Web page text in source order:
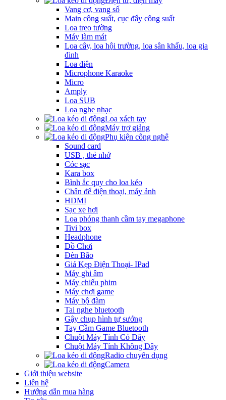
Vang cơ, vang số
Main công suất, cục đẩy công suất
Loa treo tường
Máy làm mát
Loa cây, loa hội trường, loa sân khấu, loa gia
đinh
Loa điện
Microphone Karaoke
Micro
Amply
Loa SUB
Loa nghe nhạc
Loa xách tay
Máy trợ giảng
Phụ kiện công nghệ
Sound card
USB , thẻ nhớ
Cóc sạc
Kara box
Bình ắc quy cho loa kéo
Chân để điện thoại, máy ảnh
HDMI
Sạc xe hơi
Loa phóng thanh cầm tay megaphone
Tivi box
Headphone
Đồ Chơi
Đèn Bão
Giá Kẹp Điện Thoại- IPad
Máy ghi âm
Máy chiếu phim
Máy chơi game
Máy bộ đàm
Tai nghe bluetooth
Gậy chụp hình tự sướng
Tay Cầm Game Bluetooth
Chuột Máy Tính Có Dây
Chuột Máy Tính Không Dây
Radio chuyên dụng
Camera
Giới thiệu website
Liên hệ
Hướng dẫn mua hàng